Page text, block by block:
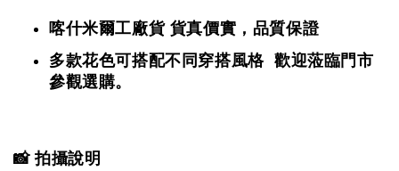
喀什米爾工廠貨 貨真價實，品質保證
多款花色可搭配不同穿搭風格 歡迎蒞臨門市
參觀選購。
📸 拍攝說明